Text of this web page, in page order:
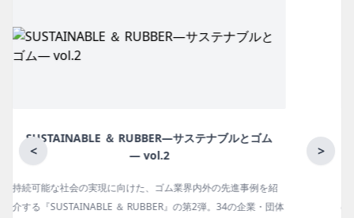
< >
月刊ラバーインダストリー／単品
ゴム報知新聞の姉妹誌。ゴム・エラストマー製品・市場分野別
の動向、新製品・技術、原材料動向、設備・機械の紹介、イン